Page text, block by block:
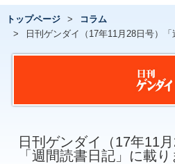
トップページ
コラム
日刊ゲンダイ（17年11月28日号）
日刊ゲンダイ（17年11月
「週間読書日記」に載り